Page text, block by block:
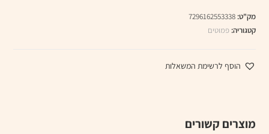
מק"ט:7296162553338
קטגוריה:פמוטים
הוסף לרשימת המשאלות
מוצרים קשורים